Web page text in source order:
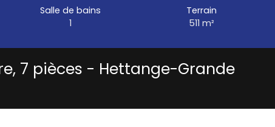
Salle de bains
1
Terrain
511 m²
7 pièces - Hettange-Grande